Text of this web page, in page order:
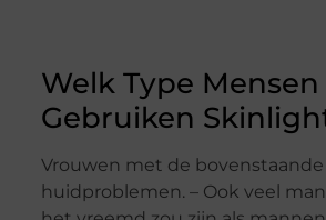
Welk Type Mensen
Gebruiken
Vrouwen met de bovenstaande
huidproblemen. – Ook veel